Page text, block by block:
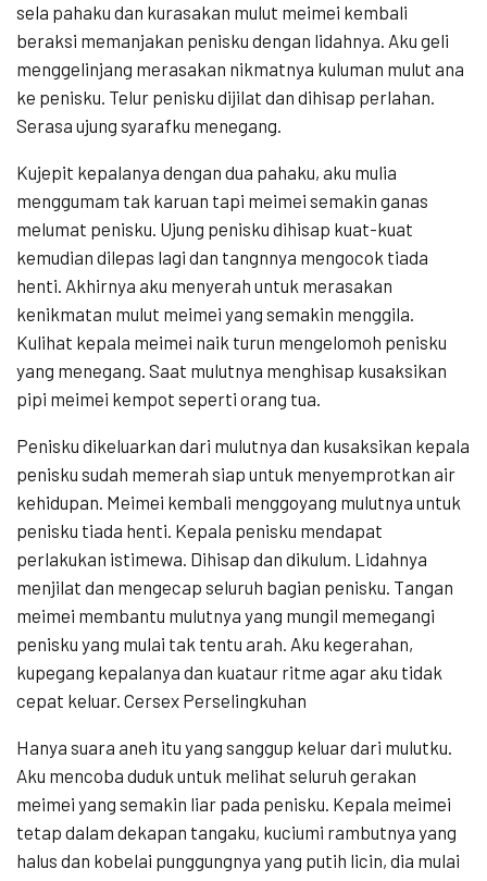
sela pahaku dan kurasakan mulut meimei kembali
beraksi memanjakan penisku dengan lidahnya. Aku geli
menggelinjang merasakan nikmatnya kuluman mulut ana
ke penisku. Telur penisku dijilat dan dihisap perlahan.
Serasa ujung syarafku menegang.
Kujepit kepalanya dengan dua pahaku, aku mulia
menggumam tak karuan tapi meimei semakin ganas
melumat penisku. Ujung penisku dihisap kuat-kuat
kemudian dilepas lagi dan tangnnya mengocok tiada
henti. Akhirnya aku menyerah untuk merasakan
kenikmatan mulut meimei yang semakin menggila.
Kulihat kepala meimei naik turun mengelomoh penisku
yang menegang. Saat mulutnya menghisap kusaksikan
pipi meimei kempot seperti orang tua.
Penisku dikeluarkan dari mulutnya dan kusaksikan kepala
penisku sudah memerah siap untuk menyemprotkan air
kehidupan. Meimei kembali menggoyang mulutnya untuk
penisku tiada henti. Kepala penisku mendapat
perlakukan istimewa. Dihisap dan dikulum. Lidahnya
menjilat dan mengecap seluruh bagian penisku. Tangan
meimei membantu mulutnya yang mungil memegangi
penisku yang mulai tak tentu arah. Aku kegerahan,
kupegang kepalanya dan kuataur ritme agar aku tidak
cepat keluar. Cersex Perselingkuhan
Hanya suara aneh itu yang sanggup keluar dari mulutku.
Aku mencoba duduk untuk melihat seluruh gerakan
meimei yang semakin liar pada penisku. Kepala meimei
tetap dalam dekapan tangaku, kuciumi rambutnya yang
halus dan kobelai punggungnya yang putih licin, dia mulai